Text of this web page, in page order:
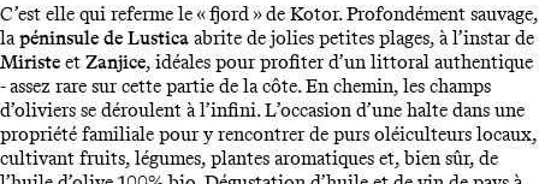
C’est elle qui referme le « fjord » de Kotor. Profondément sauvage,
lapéninsule de Lustica abrite de jolies petites plages, à l’instar de
Miriste et Zanjice, idéales pour profiter d’un littoral authentique
- assez rare sur cette partie de la côte. En chemin, les champs
d’oliviers se déroulent à l’infini. L’occasion d’une halte dans une
propriété familiale pour y rencontrer de purs oléiculteurs locaux,
cultivant fruits, légumes, plantes aromatiques et, bien sûr, de